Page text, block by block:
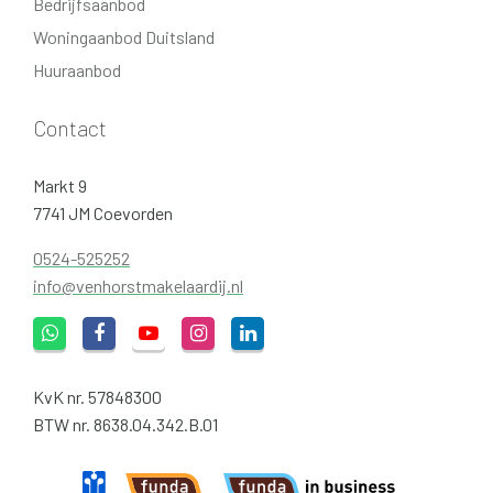
Woningaanbod Duitsland
Huuraanbod
Contact
Markt 9
7741 JM Coevorden
0524-525252
info@venhorstmakelaardij.nl
KvK nr. 57848300
BTW nr. 8638.04.342.B.01